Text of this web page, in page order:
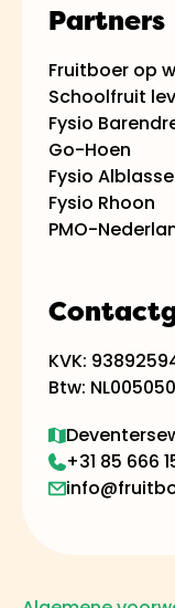
KVK:
Btw:
+31 85 666
Partners
Fruitboer op
Schoolfruit
Fysio
Go-Hoen
Fysio
Fysio Rhoon
PMO-